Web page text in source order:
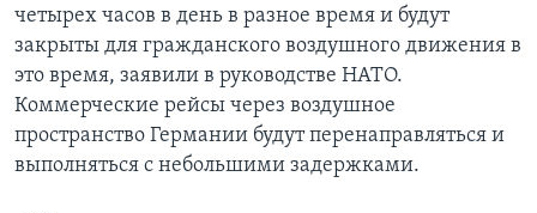
четырех часов в день в разное время и будут
закрыты для гражданского воздушного движения в
это время, заявили в руководстве НАТО.
Коммерческие рейсы через воздушное
пространство Германии будут перенаправляться и
выполняться с небольшими задержками.